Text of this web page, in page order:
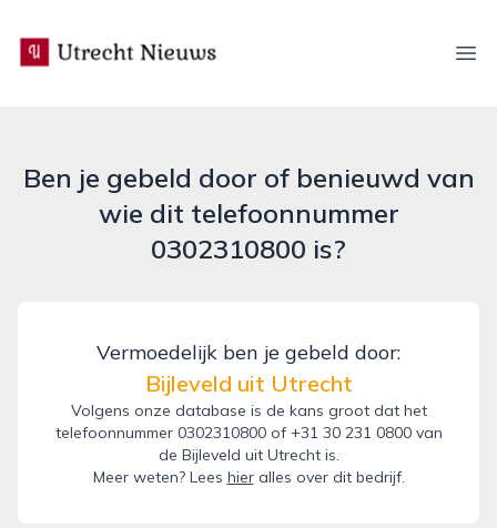
utrecht-nieuws.nl
Ben je gebeld door of benieuwd van
wie dit telefoonnummer
0302310800 is?
Vermoedelijk ben je gebeld door:
Bijleveld uit Utrecht
Volgens onze database is de kans groot dat het
telefoonnummer 0302310800 of +31 30 231 0800 van
de Bijleveld uit Utrecht is.
Meer weten? Lees hieralles over dit bedrijf.